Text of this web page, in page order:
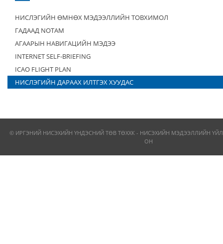
НИСЛЭГИЙН ӨМНӨХ МЭДЭЭЛЛИЙН ТОВХИМОЛ
ГАДААД NOTAM
АГААРЫН НАВИГАЦИЙН МЭДЭЭ
INTERNET SELF-BRIEFING
ICAO FLIGHT PLAN
НИСЛЭГИЙН ДАРААХ ИЛТГЭХ ХУУДАС
© ИРГЭНИЙ НИСЭХИЙН ҮНДЭСНИЙ ТӨВ ТӨХХК - НИСЭХИЙН МЭДЭЭЛЛИЙН
ОН